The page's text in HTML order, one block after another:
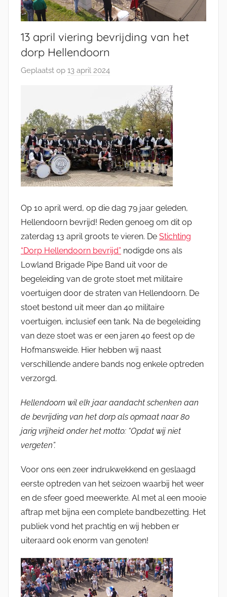
13 april viering bevrijding van het
dorp Hellendoorn
Geplaatst op 13 april 2024
r
M
i
c
h
e
l
e
l
Op 10 april werd, op die dag 79 jaar geleden,
Hellendoorn bevrijd! Reden genoeg om dit op
zaterdag 13 april groots te vieren. De Stichting
“Dorp Hellendoorn bevrijd” nodigde ons als
Lowland Brigade Pipe Band uit voor de
begeleiding van de grote stoet met militaire
voertuigen door de straten van Hellendoorn. De
stoet bestond uit meer dan 40 militaire
voertuigen, inclusief een tank. Na de begeleiding
van deze stoet was er een jaren 40 feest op de
Hofmansweide. Hier hebben wij naast
verschillende andere bands nog enkele optreden
verzorgd.
Hellendoorn wil elk jaar aandacht schenken aan
de bevrijding van het dorp als opmaat naar 80
jarig vrijheid onder het motto: “Opdat wij niet
vergeten”.
Voor ons een zeer indrukwekkend en geslaagd
eerste optreden van het seizoen waarbij het weer
en de sfeer goed meewerkte. Al met al een mooie
aftrap met bijna een complete bandbezetting. Het
publiek vond het prachtig en wij hebben er
uiteraard ook enorm van genoten!